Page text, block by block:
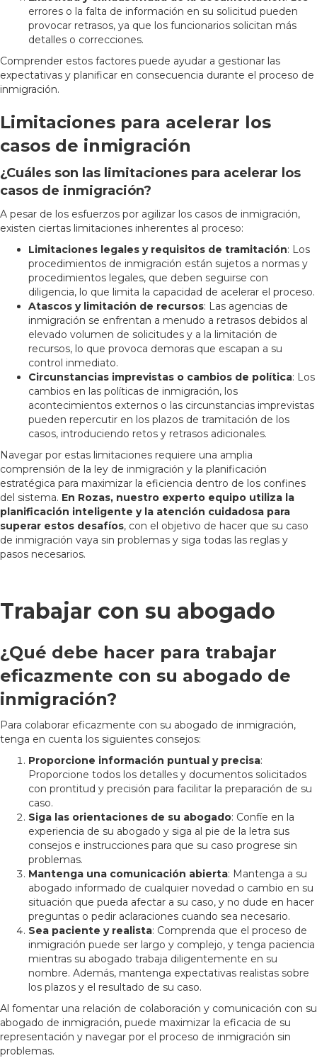
errores o la falta de información en su solicitud pueden
provocar retrasos, ya que los funcionarios solicitan más
detalles o correcciones.
Comprender estos factores puede ayudar a gestionar las
expectativas y planificar en consecuencia durante el proceso de
inmigración.
Limitaciones para acelerar los
casos de inmigración
¿Cuáles son las limitaciones para acelerar los
casos de inmigración?
A pesar de los esfuerzos por agilizar los casos de inmigración,
existen ciertas limitaciones inherentes al proceso:
Limitaciones legales y requisitos de tramitación: Los
procedimientos de inmigración están sujetos a normas y
procedimientos legales, que deben seguirse con
diligencia, lo que limita la capacidad de acelerar el proceso.
Atascos y limitación de recursos: Las agencias de
inmigración se enfrentan a menudo a retrasos debidos al
elevado volumen de solicitudes y a la limitación de
recursos, lo que provoca demoras que escapan a su
control inmediato.
Circunstancias imprevistas o cambios de política: Los
cambios en las políticas de inmigración, los
acontecimientos externos o las circunstancias imprevistas
pueden repercutir en los plazos de tramitación de los
casos, introduciendo retos y retrasos adicionales.
Navegar por estas limitaciones requiere una amplia
comprensión de la ley de inmigración y la planificación
estratégica para maximizar la eficiencia dentro de los confines
del sistema. En Rozas, nuestro experto equipo utiliza la
planificación inteligente y la atención cuidadosa para
superar estos desafíos, con el objetivo de hacer que su caso
de inmigración vaya sin problemas y siga todas las reglas y
pasos necesarios.
Trabajar con su abogado
¿Qué debe hacer para trabajar
eficazmente con su abogado de
inmigración?
Para colaborar eficazmente con su abogado de inmigración,
tenga en cuenta los siguientes consejos:
Proporcione información puntual y precisa:
Proporcione todos los detalles y documentos solicitados
con prontitud y precisión para facilitar la preparación de su
caso.
Siga las orientaciones de su abogado: Confíe en la
experiencia de su abogado y siga al pie de la letra sus
consejos e instrucciones para que su caso progrese sin
problemas.
Mantenga una comunicación abierta: Mantenga a su
abogado informado de cualquier novedad o cambio en su
situación que pueda afectar a su caso, y no dude en hacer
preguntas o pedir aclaraciones cuando sea necesario.
Sea paciente y realista: Comprenda que el proceso de
inmigración puede ser largo y complejo, y tenga paciencia
mientras su abogado trabaja diligentemente en su
nombre. Además, mantenga expectativas realistas sobre
los plazos y el resultado de su caso.
Al fomentar una relación de colaboración y comunicación con su
abogado de inmigración, puede maximizar la eficacia de su
representación y navegar por el proceso de inmigración sin
problemas.